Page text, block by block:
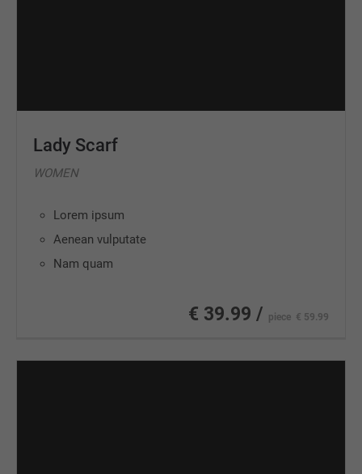
Lady Scarf
WOMEN
Lorem ipsum
Aenean vulputate
Nam quam
€ 39.99 / piece € 59.99